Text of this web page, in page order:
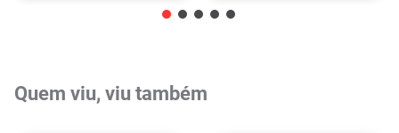
Quem viu, viu também